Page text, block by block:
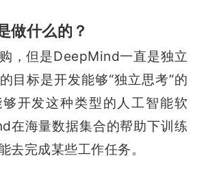
做什么的？
，但是DeepMind一直是独立
目标是开发能够“独立思考”的
开发这种类型的人工智能软
在海量数据集合的帮助下训练
去完成某些工作任务。